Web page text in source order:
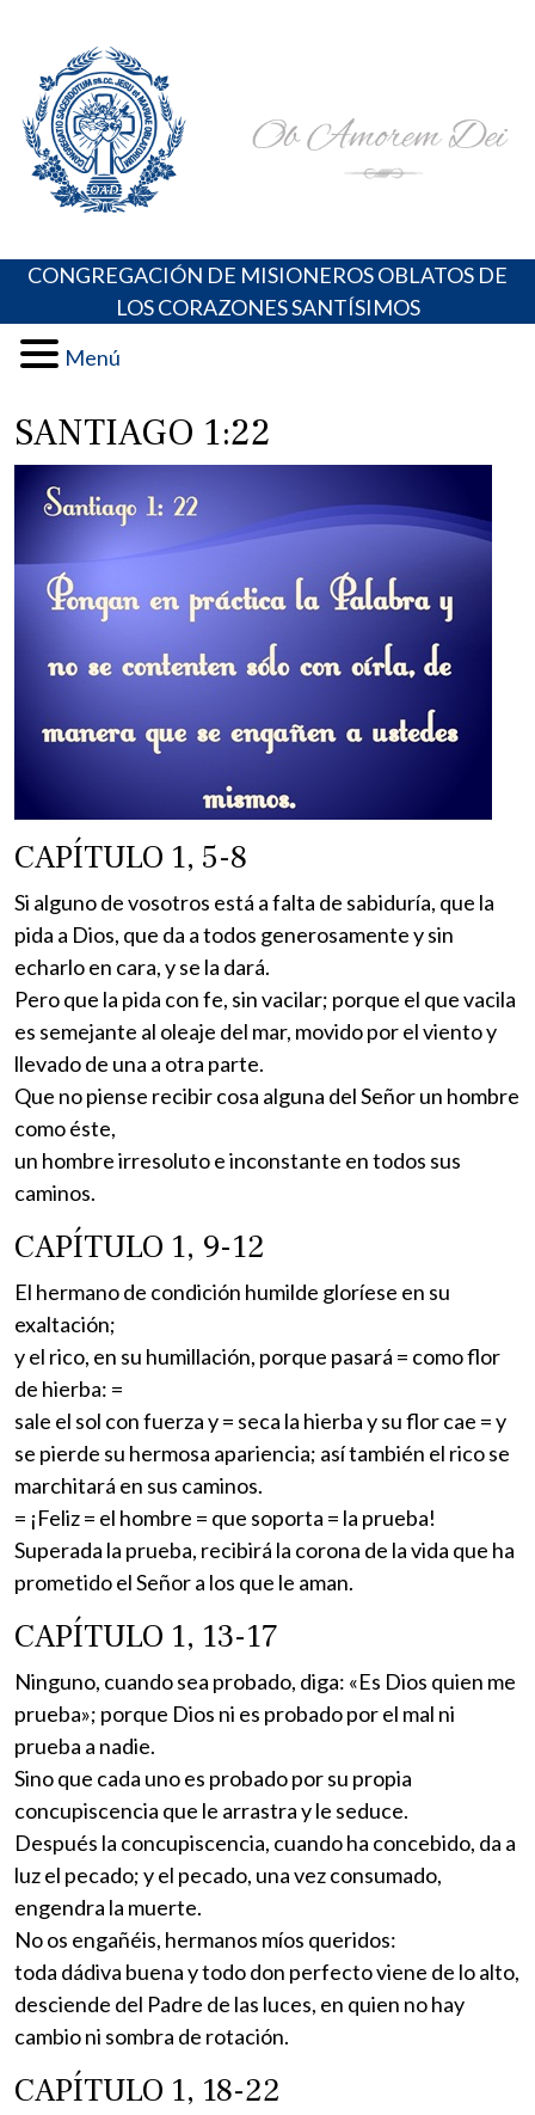
content
Portal de los Padres Oblatos. Advocaciones Marianas,
Oraciones, Música religiosa y más
CONGREGACIÓN DE MISIONEROS OBLATOS DE
LOS CORAZONES SANTÍSIMOS
Menú
SANTIAGO 1:22
CAPÍTULO 1, 5-8
Si alguno de vosotros está a falta de sabiduría, que la
pida a Dios, que da a todos generosamente y sin
echarlo en cara, y se la dará.
Pero que la pida con fe, sin vacilar; porque el que vacila
es semejante al oleaje del mar, movido por el viento y
llevado de una a otra parte.
Que no piense recibir cosa alguna del Señor un hombre
como éste,
un hombre irresoluto e inconstante en todos sus
caminos.
CAPÍTULO 1, 9-12
El hermano de condición humilde gloríese en su
exaltación;
y el rico, en su humillación, porque pasará = como flor
de hierba: =
sale el sol con fuerza y = seca la hierba y su flor cae = y
se pierde su hermosa apariencia; así también el rico se
marchitará en sus caminos.
= ¡Feliz = el hombre = que soporta = la prueba!
Superada la prueba, recibirá la corona de la vida que ha
prometido el Señor a los que le aman.
CAPÍTULO 1, 13-17
Ninguno, cuando sea probado, diga: «Es Dios quien me
prueba»; porque Dios ni es probado por el mal ni
prueba a nadie.
Sino que cada uno es probado por su propia
concupiscencia que le arrastra y le seduce.
Después la concupiscencia, cuando ha concebido, da a
luz el pecado; y el pecado, una vez consumado,
engendra la muerte.
No os engañéis, hermanos míos queridos:
toda dádiva buena y todo don perfecto viene de lo alto,
desciende del Padre de las luces, en quien no hay
cambio ni sombra de rotación.
CAPÍTULO 1, 18-22